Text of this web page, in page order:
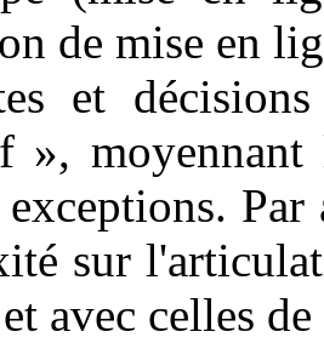
de mise en
et
», moyennant
exceptions.
sur
avec celles